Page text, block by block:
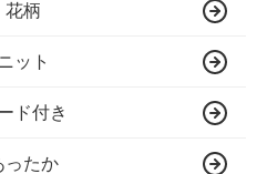
花柄
ット
ド付き
ったか